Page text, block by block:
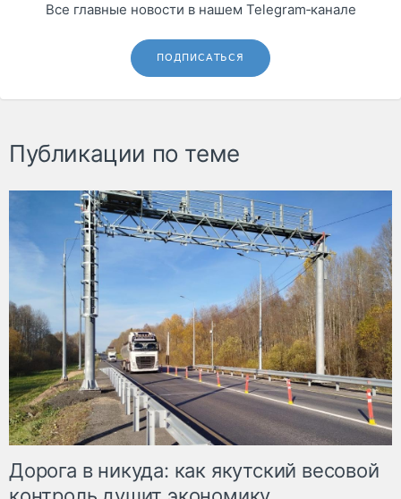
Все главные новости в нашем Telegram‑канале
ПОДПИСАТЬСЯ
Публикации по теме
Дорога в никуда: как якутский весовой